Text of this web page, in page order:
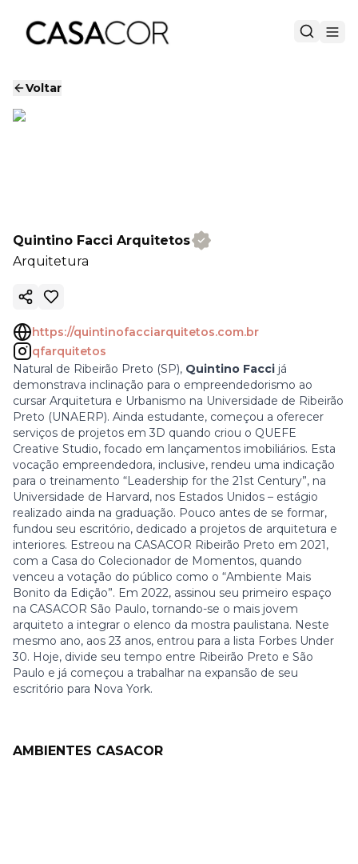
Voltar
Quintino Facci Arquitetos
Arquitetura
Copiar link
https://quintinofacciarquitetos.com.br
qfarquitetos
Natural de Ribeirão Preto (SP), Quintino Facci já
demonstrava inclinação para o empreendedorismo ao
cursar Arquitetura e Urbanismo na Universidade de Ribeirão
Preto (UNAERP). Ainda estudante, começou a oferecer
serviços de projetos em 3D quando criou o QUEFE
Creative Studio, focado em lançamentos imobiliários. Esta
vocação empreendedora, inclusive, rendeu uma indicação
para o treinamento “Leadership for the 21st Century”, na
Universidade de Harvard, nos Estados Unidos – estágio
realizado ainda na graduação. Pouco antes de se formar,
fundou seu escritório, dedicado a projetos de arquitetura e
interiores. Estreou na CASACOR Ribeirão Preto em 2021,
com a Casa do Colecionador de Momentos, quando
venceu a votação do público como o “Ambiente Mais
Bonito da Edição”. Em 2022, assinou seu primeiro espaço
na CASACOR São Paulo, tornando-se o mais jovem
arquiteto a integrar o elenco da mostra paulistana. Neste
mesmo ano, aos 23 anos, entrou para a lista Forbes Under
30. Hoje, divide seu tempo entre Ribeirão Preto e São
Paulo e já começou a trabalhar na expansão de seu
escritório para Nova York.
AMBIENTES CASACOR